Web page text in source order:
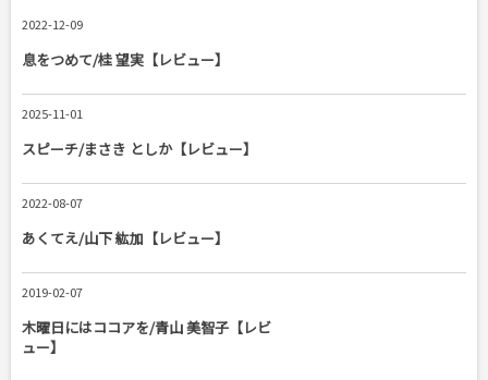
2022-12-09
息をつめて/桂 望実【レビュー】
2025-11-01
スピーチ/まさき としか【レビュー】
2022-08-07
あくてえ/山下 紘加【レビュー】
2019-02-07
木曜日にはココアを/青山 美智子【レビ
ュー】